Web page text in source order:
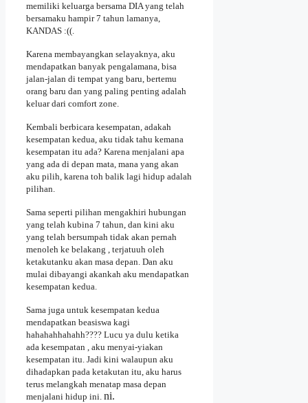
memiliki keluarga bersama DIA yang telah
bersamaku hampir 7 tahun lamanya,
KANDAS :((.
Karena membayangkan selayaknya, aku
mendapatkan banyak pengalamana, bisa
jalan-jalan di tempat yang baru, bertemu
orang baru dan yang paling penting adalah
keluar dari comfort zone.
Kembali berbicara kesempatan, adakah
kesempatan kedua, aku tidak tahu kemana
kesempatan itu ada? Karena menjalani apa
yang ada di depan mata, mana yang akan
aku pilih, karena toh balik lagi hidup adalah
pilihan.
Sama seperti pilihan mengakhiri hubungan
yang telah kubina 7 tahun, dan kini aku
yang telah bersumpah tidak akan pernah
menoleh ke belakang , terjatuuh oleh
ketakutanku akan masa depan. Dan aku
mulai dibayangi akankah aku mendapatkan
kesempatan kedua.
Sama juga untuk kesempatan kedua
mendapatkan beasiswa kagi
hahahahhahahh???? Lucu ya dulu ketika
ada kesempatan , aku menyai-yiakan
kesempatan itu. Jadi kini walaupun aku
dihadapkan pada ketakutan itu, aku harus
terus melangkah menatap masa depan
menjalani hidup ini. ni.